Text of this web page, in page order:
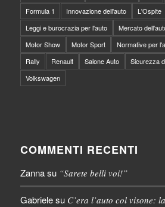
Formula 1
Innovazione dell'auto L'Ospite
Leggi e burocrazia per l'auto
Mercato
Motor Show
Motor Sport Normative per
Rally
Renault Salone Auto Sicurezza
Volkswagen
COMMENTI RECENTI
Zannasu “Sarete belli voi!”
Gabrielesu C’era l’auto col visone: